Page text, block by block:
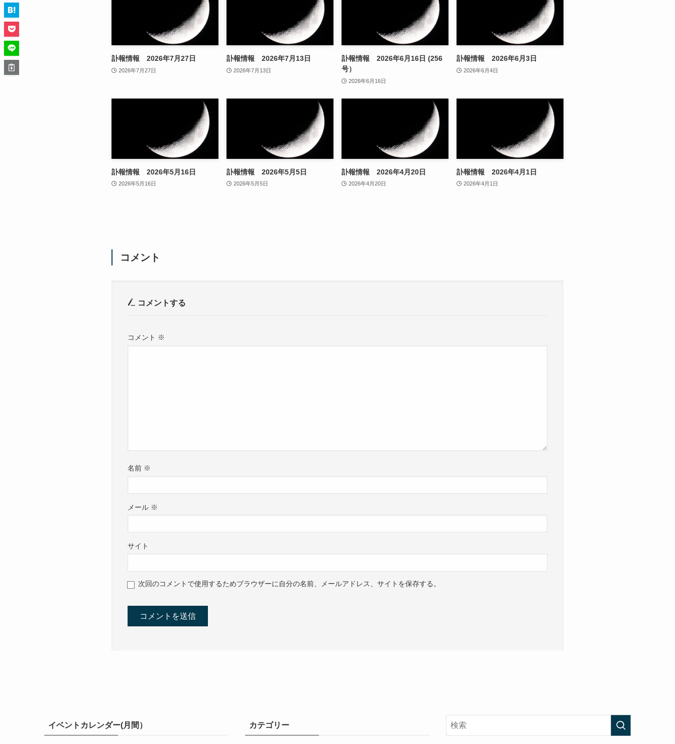
訃報情報 2026年7月27日
2026年7月27日
訃報情報 2026年7月13日
2026年7月13日
訃報情報 2026年6月16日 (256
号）
2026年6月16日
訃報情報 2026年6月3日
2026年6月4日
訃報情報 2026年5月16日
2026年5月16日
訃報情報 2026年5月5日
2026年5月5日
訃報情報 2026年4月20日
2026年4月20日
訃報情報 2026年4月1日
2026年4月1日
コメント
コメントする
コメント ※
名前 ※
メール ※
サイト
次回のコメントで使用するためブラウザーに自分の名前、メールアドレス、サイトを保存する。
イベントカレンダー(月間） カテゴリー